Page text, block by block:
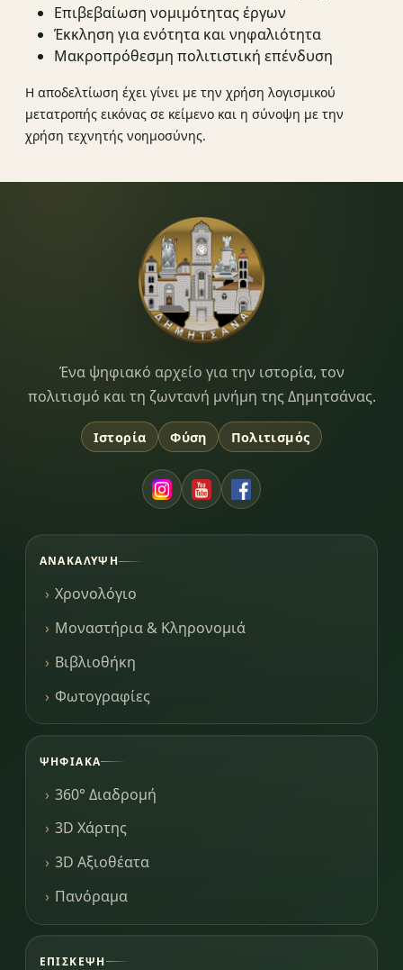
Επιβεβαίωση νομιμότητας έργων
Έκκληση για ενότητα και νηφαλιότητα
Μακροπρόθεσμη πολιτιστική επένδυση
Η αποδελτίωση έχει γίνει με την χρήση λογισμικού
μετατροπής εικόνας σε κείμενο και η σύνοψη με την
χρήση τεχνητής νοημοσύνης.
Dimitsana.gr
Ένα ψηφιακό αρχείο για την ιστορία, τον
πολιτισμό και τη ζωντανή μνήμη της Δημητσάνας.
Ιστορία Φύση Πολιτισμός
ΑΝΑΚΆΛΥΨΗ
Χρονολόγιο
Μοναστήρια & Κληρονομιά
Βιβλιοθήκη
Φωτογραφίες
ΨΗΦΙΑΚΆ
360° Διαδρομή
3D Χάρτης
3D Αξιοθέατα
Πανόραμα
ΕΠΊΣΚΕΨΗ